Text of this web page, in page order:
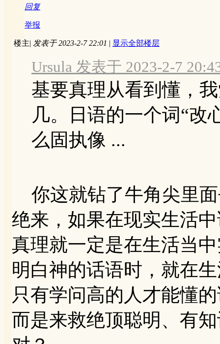
回复
举报
楼主| 发表于 2023-2-7 22:01 | 显示全部楼层
Ursula 发表于 2023-2-7
基要真理从看到懂，
几。日语的一个词“改
么固执像 ...
你这就钻了牛角尖里
绝来，如果在现实生活
真理就一定是在生活当
明白神的话语时，就在
只有学问高的人才能懂
而是来救绝顶聪明、有